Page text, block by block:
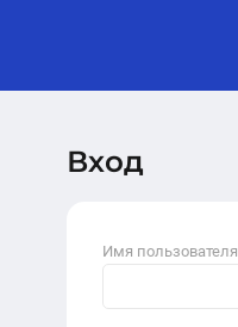
Вход
Имя пользователя